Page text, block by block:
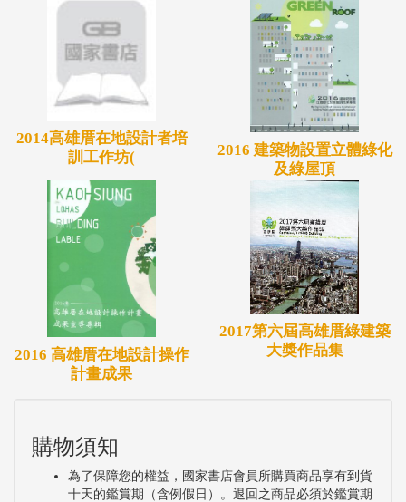
2014高雄厝在地設計者培
訓工作坊(
2016 建築物設置立體綠化
及綠屋頂
2016 高雄厝在地設計操作
計畫成果
2017第六屆高雄厝綠建築
大獎作品集
購物須知
為了保障您的權益，國家書店會員所購買商品享有到貨
十天的鑑賞期（含例假日）。退回之商品必須於鑑賞期